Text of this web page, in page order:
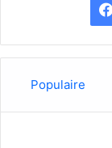
Populaire